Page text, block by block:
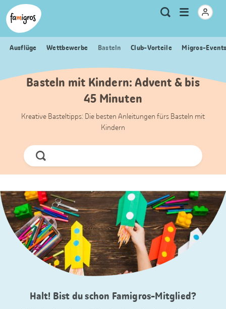
Sprungmarken
Navigation
Header
Logo
Meta
Navigation
Suche
Menu
öffnen
Ausflüge Wettbewerbe Basteln Club-Vorteile Migros-
Basteln mit Kindern: Advent & bis
45 Minuten
Kreative Basteltipps: Die besten Anleitungen fürs Basteln mit
Kindern
Jetzt
Suchen
Halt! Bist du schon Famigros-Mitglied?